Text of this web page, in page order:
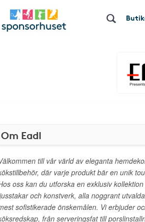
Om Eadl
till vår värld av eleganta
där varje produkt bär en unik
oss kan du utforska en exklusiv
och konstverk, alla noggrant
sofistikerade önskemålen. Vi erbjuder
från serveringsfat till